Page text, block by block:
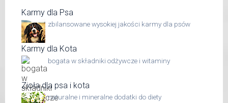
Karmy dla Psa
zbilansowane wysokiej jakości karmy dla psów
Karmy dla Kota
bogata w składniki odżywcze i witaminy
Zioła dla psa i kota
naturalne i mineralne dodatki do diety